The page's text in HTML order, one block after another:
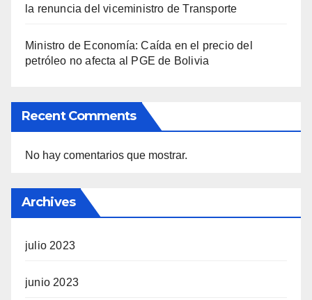
la renuncia del viceministro de Transporte
Ministro de Economía: Caída en el precio del
petróleo no afecta al PGE de Bolivia
Recent Comments
No hay comentarios que mostrar.
Archives
julio 2023
junio 2023